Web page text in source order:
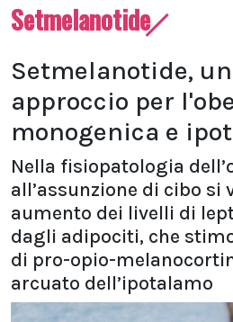
Setmelanotide
Setmelanotide,
approccio per
monogenica e
Nella fisiopatologia
all’assunzione di cibo si
aumento dei livelli di
dagli adipociti, che
di pro-opio-
arcuato dell’ipotalamo